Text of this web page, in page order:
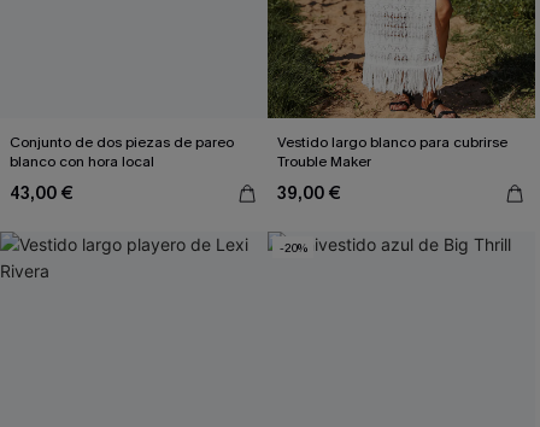
Conjunto de dos piezas de pareo
blanco con hora local
43,00 €
Vestido largo blanco para cubrirse
Trouble Maker
39,00 €
-20%